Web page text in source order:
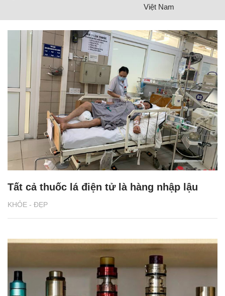
Việt Nam
KHỎE - ĐẸP
Tất cả thuốc lá điện tử là hàng nhập lậu